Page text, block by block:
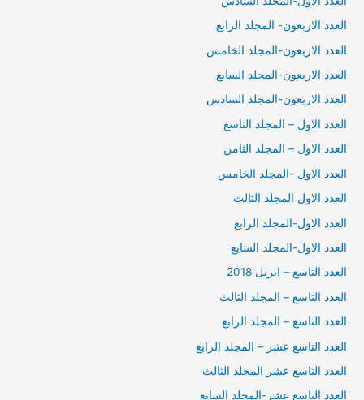
العدد الاربعون- المجلد الرابع
العدد الاربعون-المجلد الخامس
العدد الاربعون-المجلد السابع
العدد الاربعون-المجلد السادس
العدد الاول – المجلد التاسع
العدد الاول – المجلد الثامن
العدد الاول -المجلد الخامس
العدد الاول المجلد الثالث
العدد الاول-المجلد الرابع
العدد الاول-المجلد السابع
العدد التاسع – ابريل 2018
العدد التاسع – المجلد الثالث
العدد التاسع – المجلد الرابع
العدد التاسع عشر – المجلد الرابع
العدد التاسع عشر المجلد الثالث
العدد التاسع عشر-المجلد السابع